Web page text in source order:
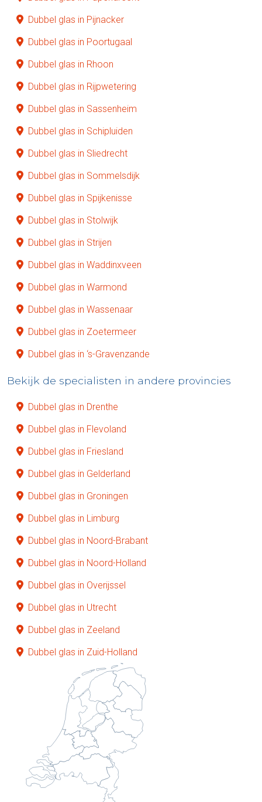
Dubbel glas in Pijnacker
Dubbel glas in Poortugaal
Dubbel glas in Rhoon
Dubbel glas in Rijpwetering
Dubbel glas in Sassenheim
Dubbel glas in Schipluiden
Dubbel glas in Sliedrecht
Dubbel glas in Sommelsdijk
Dubbel glas in Spijkenisse
Dubbel glas in Stolwijk
Dubbel glas in Strijen
Dubbel glas in Waddinxveen
Dubbel glas in Warmond
Dubbel glas in Wassenaar
Dubbel glas in Zoetermeer
Dubbel glas in ‘s-Gravenzande
Bekijk de specialisten in andere provincies
Dubbel glas in Drenthe
Dubbel glas in Flevoland
Dubbel glas in Friesland
Dubbel glas in Gelderland
Dubbel glas in Groningen
Dubbel glas in Limburg
Dubbel glas in Noord-Brabant
Dubbel glas in Noord-Holland
Dubbel glas in Overijssel
Dubbel glas in Utrecht
Dubbel glas in Zeeland
Dubbel glas in Zuid-Holland